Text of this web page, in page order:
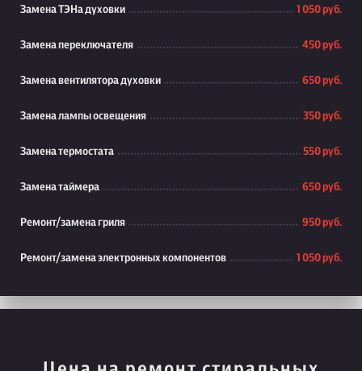
Замена ТЭНа духовки 1 050 руб.
Замена переключателя 450 руб.
Замена вентилятора духовки 650 руб.
Замена лампы освещения 350 руб.
Замена термостата 550 руб.
Замена таймера 650 руб.
Ремонт/замена гриля 950 руб.
Ремонт/замена электронных компонентов 1 050 руб.